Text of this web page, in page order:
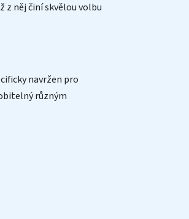
něj činí skvělou volbu
navržen pro
různým